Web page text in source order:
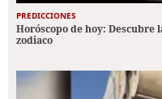
PREDICCIONES
Horóscopo de hoy: Descubre
zodiaco